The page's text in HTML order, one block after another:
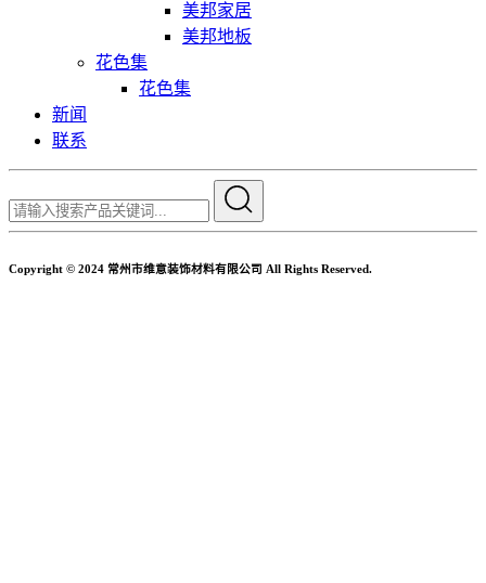
美邦家居
美邦地板
花色集
花色集
新闻
联系
Copyright © 2024 常州市维意装饰材料有限公司 All Rights Reserved.